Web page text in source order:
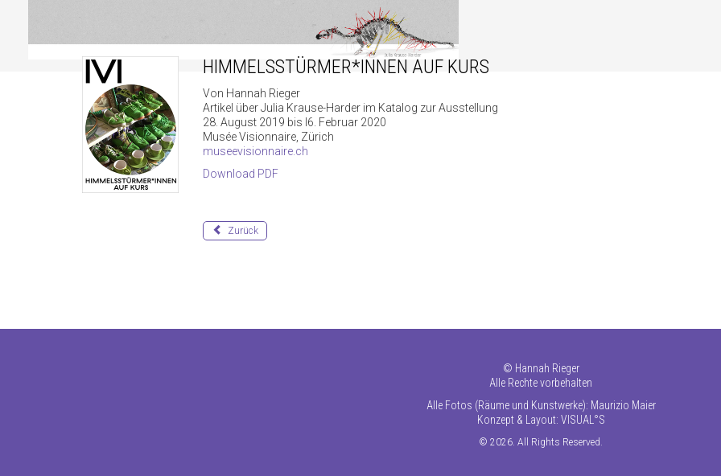
HIMMELSSTÜRMER*INNEN AUF KURS
Von Hannah Rieger
Artikel über Julia Krause-Harder im Katalog zur Ausstellung
28. August 2019 bis I6. Februar 2020
Musée Visionnaire, Zürich
museevisionnaire.ch
Download PDF
Zurück
© Hannah Rieger
Alle Rechte vorbehalten
Alle Fotos (Räume und Kunstwerke): Maurizio Maier
Konzept & Layout: VISUAL°S
© 2026. All Rights Reserved.